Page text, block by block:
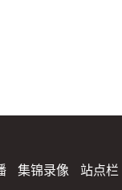
集锦录像
站点栏